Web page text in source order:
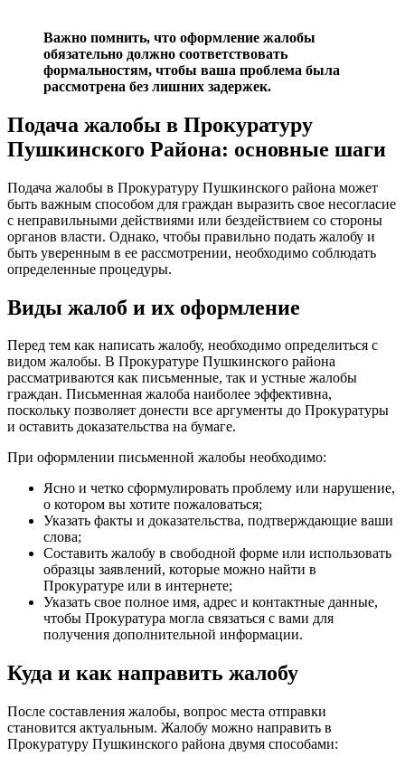
Важно помнить, что оформление жалобы
обязательно должно соответствовать
формальностям, чтобы ваша проблема была
рассмотрена без лишних задержек.
Подача жалобы в Прокуратуру
Пушкинского Района: основные шаги
Подача жалобы в Прокуратуру Пушкинского района может
быть важным способом для граждан выразить свое несогласие
с неправильными действиями или бездействием со стороны
органов власти. Однако, чтобы правильно подать жалобу и
быть уверенным в ее рассмотрении, необходимо соблюдать
определенные процедуры.
Виды жалоб и их оформление
Перед тем как написать жалобу, необходимо определиться с
видом жалобы. В Прокуратуре Пушкинского района
рассматриваются как письменные, так и устные жалобы
граждан. Письменная жалоба наиболее эффективна,
поскольку позволяет донести все аргументы до Прокуратуры
и оставить доказательства на бумаге.
При оформлении письменной жалобы необходимо:
Ясно и четко сформулировать проблему или нарушение,
о котором вы хотите пожаловаться;
Указать факты и доказательства, подтверждающие ваши
слова;
Составить жалобу в свободной форме или использовать
образцы заявлений, которые можно найти в
Прокуратуре или в интернете;
Указать свое полное имя, адрес и контактные данные,
чтобы Прокуратура могла связаться с вами для
получения дополнительной информации.
Куда и как направить жалобу
После составления жалобы, вопрос места отправки
становится актуальным. Жалобу можно направить в
Прокуратуру Пушкинского района двумя способами: